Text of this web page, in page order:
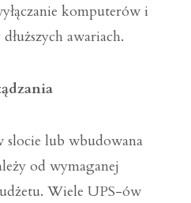
komputerów i
awariach.
slocie lub wbudowana
od wymaganej
Wiele UPS-ów